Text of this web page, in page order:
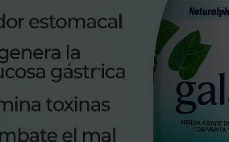
consulte a su médico
$49.900
Añadir al carrito